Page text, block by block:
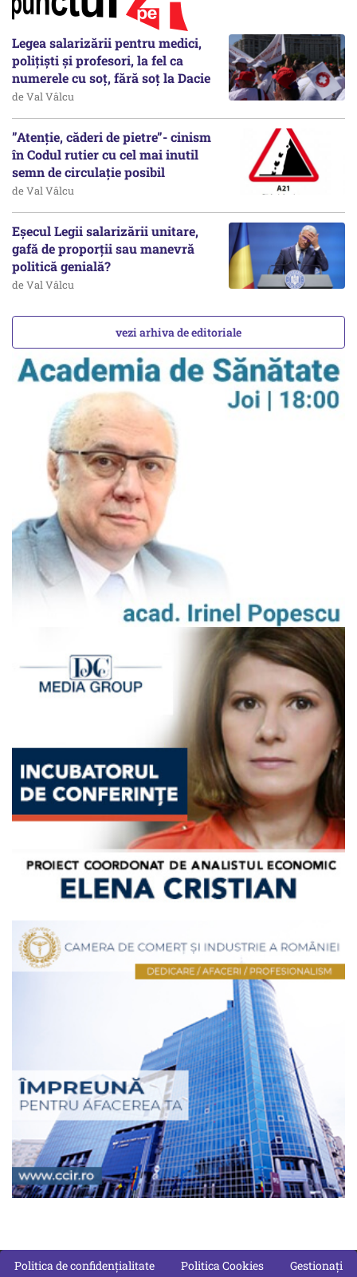
Legea salarizării pentru medici,
polițiști și profesori, la fel ca
numerele cu soț, fără soț la Dacie
de Val Vâlcu
”Atenție, căderi de pietre”- cinism
în Codul rutier cu cel mai inutil
semn de circulație posibil
de Val Vâlcu
Eșecul Legii salarizării unitare,
gafă de proporții sau manevră
politică genială?
de Val Vâlcu
vezi arhiva de editoriale
Politica de confidențialitate Politica Cookies Gestionați